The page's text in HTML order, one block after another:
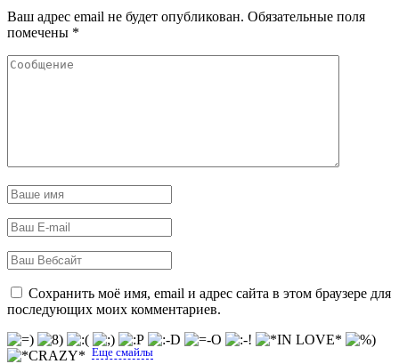
Ваш адрес email не будет опубликован. Обязательные поля
помечены *
Сохранить моё имя, email и адрес сайта в этом браузере для
последующих моих комментариев.
Еще смайлы